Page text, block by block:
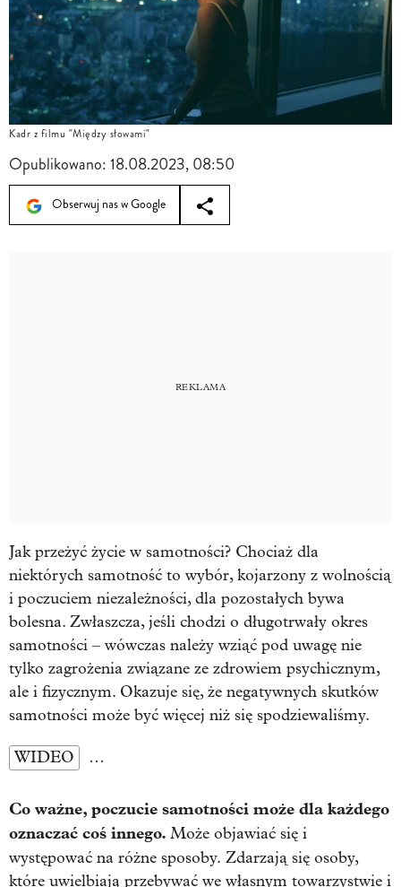
Kadr z filmu "Między słowami"
Opublikowano:18.08.2023, 08:50
Obserwuj nas w Google
Jak przeżyć życie w samotności? Chociaż dla
niektórych samotność to wybór, kojarzony z wolnością
i poczuciem niezależności, dla pozostałych bywa
bolesna. Zwłaszcza, jeśli chodzi o długotrwały okres
samotności – wówczas należy wziąć pod uwagę nie
tylko zagrożenia związane ze zdrowiem psychicznym,
ale i fizycznym. Okazuje się, że negatywnych skutków
samotności może być więcej niż się spodziewaliśmy.
WIDEO …
Co ważne, poczucie samotności może dla każdego
oznaczać coś innego. Może objawiać się i
występować na różne sposoby. Zdarzają się osoby,
które uwielbiają przebywać we własnym towarzystwie i